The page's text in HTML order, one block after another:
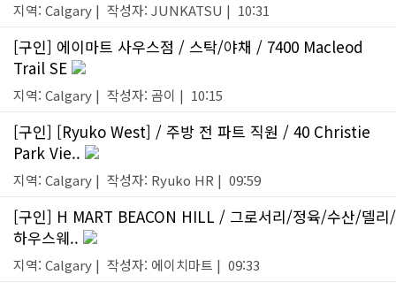
지역: Calgary | 작성자: JUNKATSU | 10:31
[구인] 에이마트 사우스점 / 스탁/야채 / 7400 Macleod
Trail SE
지역: Calgary | 작성자: 곰이 | 10:15
[구인] [Ryuko West] / 주방 전 파트 직원 / 40 Christie
Park Vie..
지역: Calgary | 작성자: Ryuko HR | 09:59
[구인] H MART BEACON HILL / 그로서리/정육/수산/델리/
하우스웨..
지역: Calgary | 작성자: 에이치마트 | 09:33